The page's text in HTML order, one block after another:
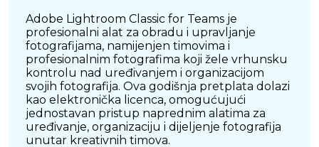
Adobe Lightroom Classic for Teams je
profesionalni alat za obradu i upravljanje
fotografijama, namijenjen timovima i
profesionalnim fotografima koji žele vrhunsku
kontrolu nad uređivanjem i organizacijom
svojih fotografija. Ova godišnja pretplata dolazi
kao elektronička licenca, omogućujući
jednostavan pristup naprednim alatima za
uređivanje, organizaciju i dijeljenje fotografija
unutar kreativnih timova.